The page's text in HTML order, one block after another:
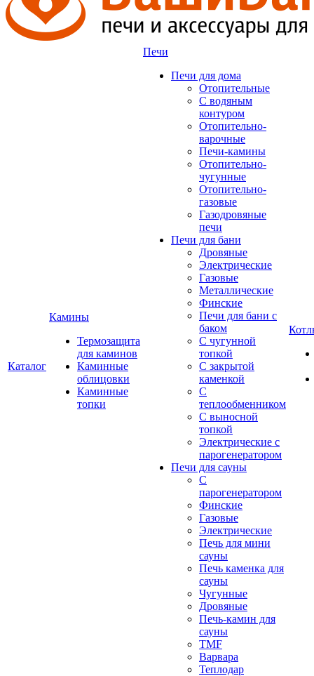
Каталог
Камины
Термозащита
для каминов
Каминные
облицовки
Каминные
топки
Печи
Печи для дома
Отопительные
C водяным
контуром
Отопительно-
варочные
Печи-камины
Отопительно-
чугунные
Отопительно-
газовые
Газодровяные
печи
Печи для бани
Дровяные
Электрические
Газовые
Металлические
Финские
Печи для бани с
баком
С чугунной
топкой
С закрытой
каменкой
С
теплообменником
С выносной
топкой
Электрические с
парогенератором
Печи для сауны
С
парогенератором
Финские
Газовые
Электрические
Печь для мини
сауны
Печь каменка для
сауны
Чугунные
Дровяные
Печь-камин для
сауны
TMF
Варвара
Теплодар